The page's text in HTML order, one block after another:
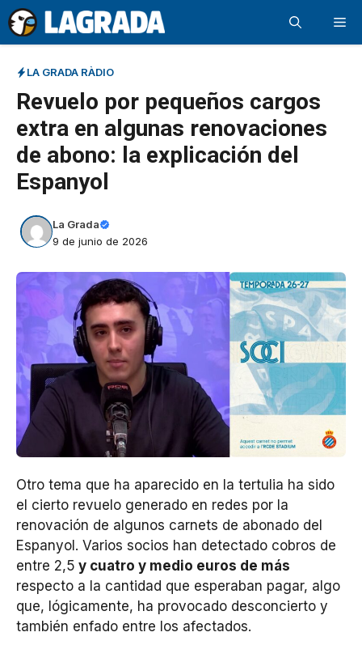
Saltar
al
contenido
LA GRADA RÀDIO
Revuelo por pequeños cargos
extra en algunas renovaciones
de abono: la explicación del
Espanyol
La Grada
9 de junio de 2026
Otro tema que ha aparecido en la tertulia ha sido
el cierto revuelo generado en redes por la
renovación de algunos carnets de abonado del
Espanyol. Varios socios han detectado cobros de
entre 2,5 y cuatro y medio euros de más
respecto a la cantidad que esperaban pagar, algo
que, lógicamente, ha provocado desconcierto y
también enfado entre los afectados.